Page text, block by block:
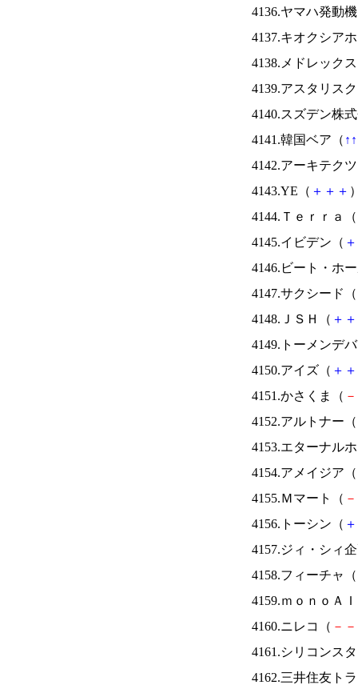
4136.ヤマハ発動
4137.キオクシア
4138.メドレック
4139.アスタリス
4140.スズデン株
4141.韓国ベア（ ↑ ↑
4142.アーキテク
4143.YE（ ＋ ＋ ＋
4144.Ｔｅｒｒａ（
4145.イビデン（ ＋
4146.ビート・ホ
4147.サクシード（
4148.ＪＳＨ（ ＋ ＋
4149.トーメンデ
4150.アイズ（ ＋ ＋
4151.かさくま（ －
4152.アルトナー（
4153.エターナル
4154.アメイジア（
4155.Ｍマート（ －
4156.トーシン（ ＋
4157.ジィ・シィ
4158.フィーチャ（
4159.ｍｏｎｏＡ
4160.ニレコ（ － －
4161.シリコンス
4162.三井住友ト